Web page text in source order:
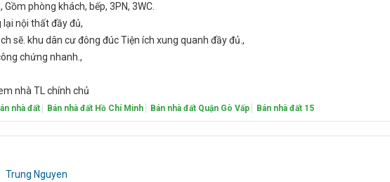
phòng khách, bếp, 3PN, 3WC.
lại nội thất đầy đủ,
sẽ. khu dân cư đông đúc Tiện ích xung quanh đầy đủ.,
chứng nhanh.,
nhà TL chính chủ
nhà đất Bán nhà đất Hồ Chí Minh Bán nhà đất Quận Gò Vấp Bán nhà đất 15
Trung Nguyen